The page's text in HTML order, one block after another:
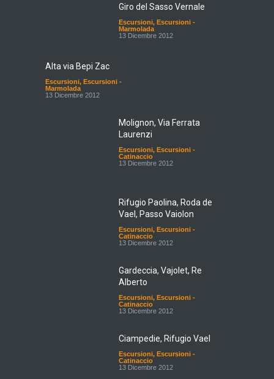
Giro del Sasso Vernale
Escursioni, Escursioni -
Marmolada
13 Dicembre 2012
Alta via Bepi Zac
Escursioni, Escursioni -
Marmolada
13 Dicembre 2012
Molignon, Via Ferrata
Laurenzi
Escursioni, Escursioni -
Catinaccio
13 Dicembre 2012
Rifugio Paolina, Roda de
Vael, Passo Vaiolon
Escursioni, Escursioni -
Catinaccio
13 Dicembre 2012
Gardeccia, Vajolet, Re
Alberto
Escursioni, Escursioni -
Catinaccio
13 Dicembre 2012
Ciampedie, Rifugio Vael
Escursioni, Escursioni -
Catinaccio
13 Dicembre 2012